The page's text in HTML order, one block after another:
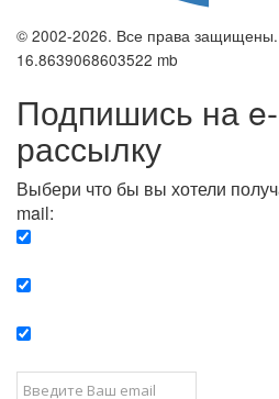
© 2002-2026. Все права защищены.
16.8639068603522 mb
Подпишись на
рассылку
Выбери что бы вы хотели
mail: